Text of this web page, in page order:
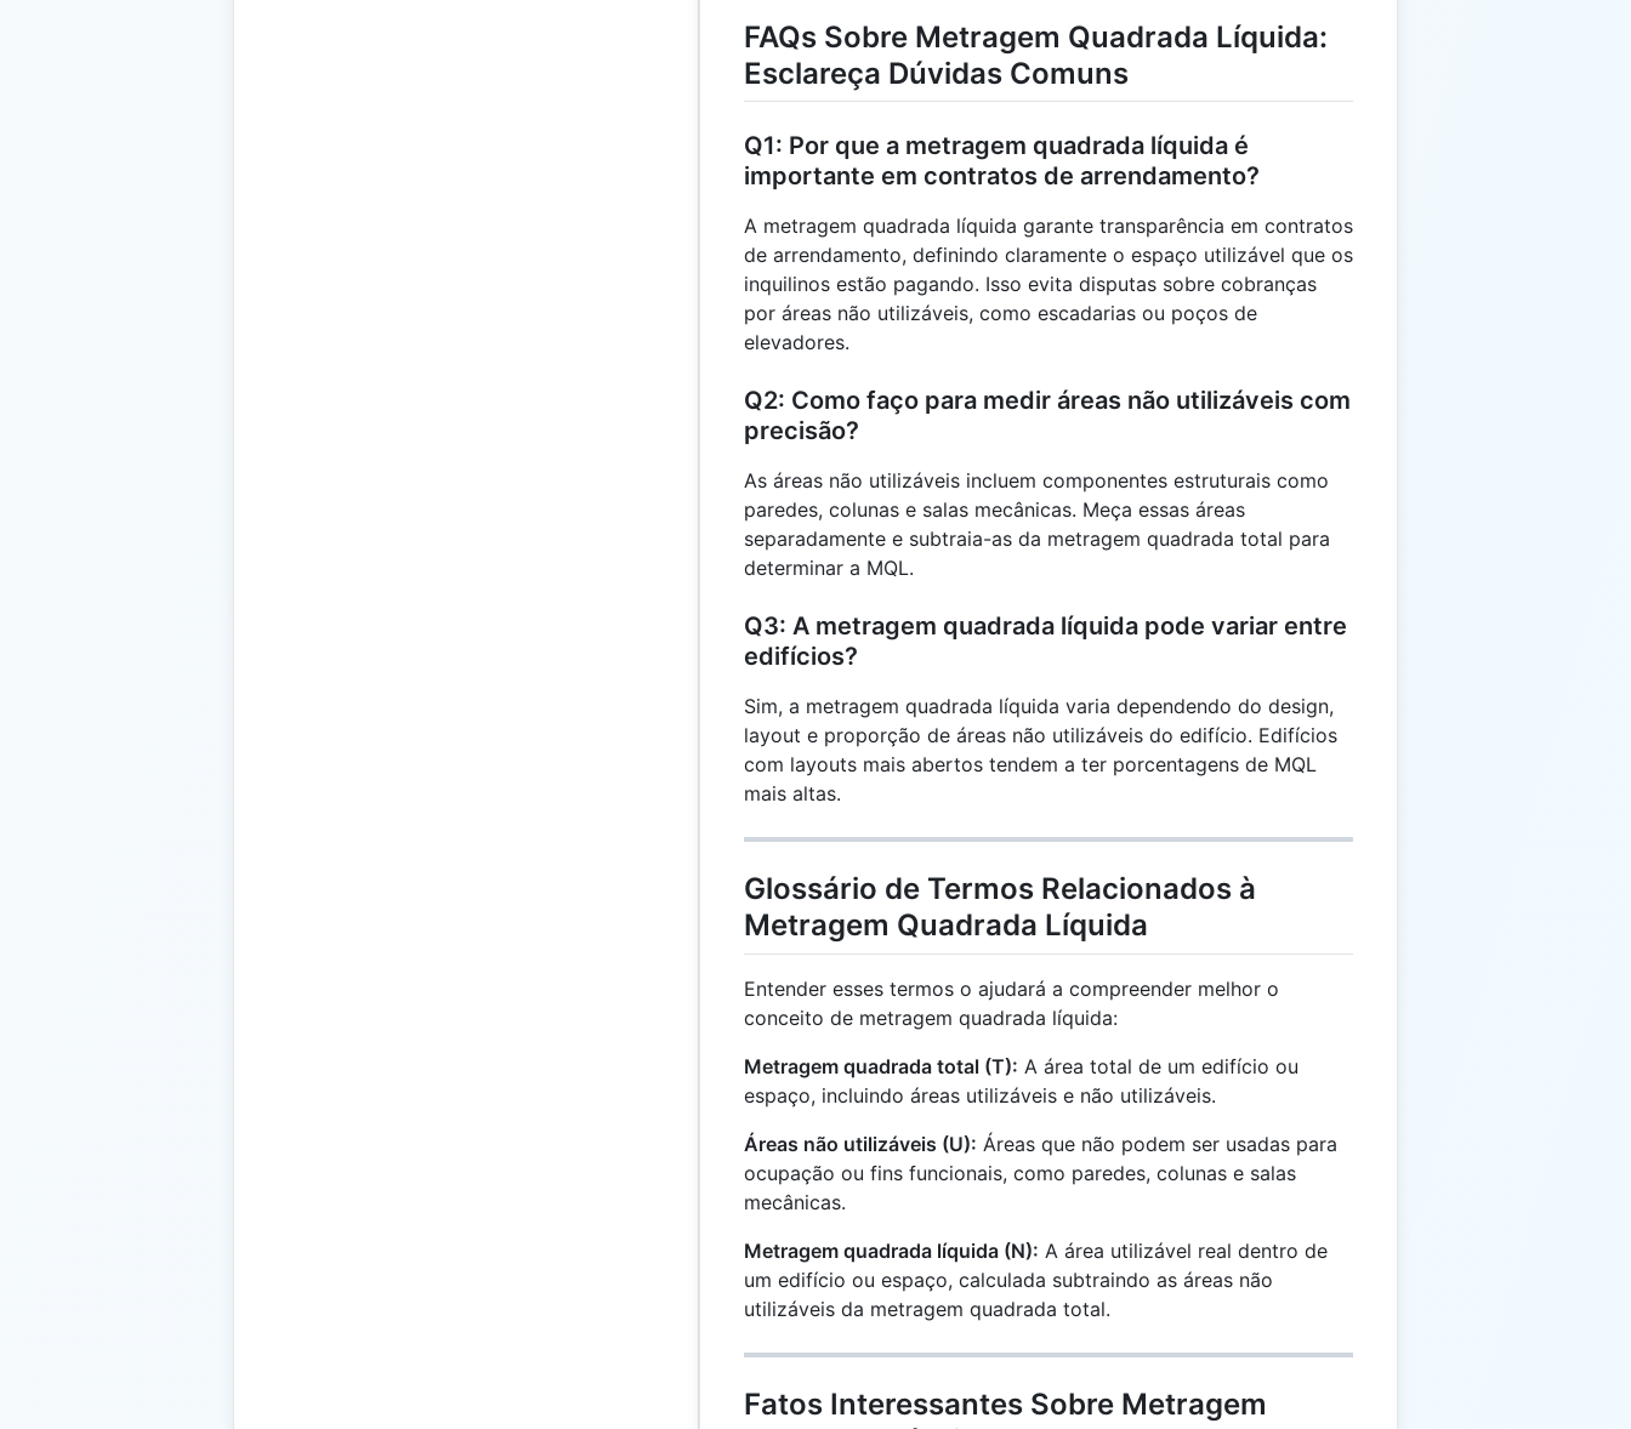
FAQs Sobre Metragem Quadrada Líquida:
Esclareça Dúvidas Comuns
Q1: Por que a metragem quadrada líquida é
importante em contratos de arrendamento?
A metragem quadrada líquida garante transparência em contratos
de arrendamento, definindo claramente o espaço utilizável que os
inquilinos estão pagando. Isso evita disputas sobre cobranças
por áreas não utilizáveis, como escadarias ou poços de
elevadores.
Q2: Como faço para medir áreas não utilizáveis com
precisão?
As áreas não utilizáveis incluem componentes estruturais como
paredes, colunas e salas mecânicas. Meça essas áreas
separadamente e subtraia-as da metragem quadrada total para
determinar a MQL.
Q3: A metragem quadrada líquida pode variar entre
edifícios?
Sim, a metragem quadrada líquida varia dependendo do design,
layout e proporção de áreas não utilizáveis do edifício. Edifícios
com layouts mais abertos tendem a ter porcentagens de MQL
mais altas.
Glossário de Termos Relacionados à
Metragem Quadrada Líquida
Entender esses termos o ajudará a compreender melhor o
conceito de metragem quadrada líquida:
Metragem quadrada total (T): A área total de um edifício ou
espaço, incluindo áreas utilizáveis e não utilizáveis.
Áreas não utilizáveis ​​(U): Áreas que não podem ser usadas para
ocupação ou fins funcionais, como paredes, colunas e salas
mecânicas.
Metragem quadrada líquida (N): A área utilizável real dentro de
um edifício ou espaço, calculada subtraindo as áreas não
utilizáveis da metragem quadrada total.
Fatos Interessantes Sobre Metragem